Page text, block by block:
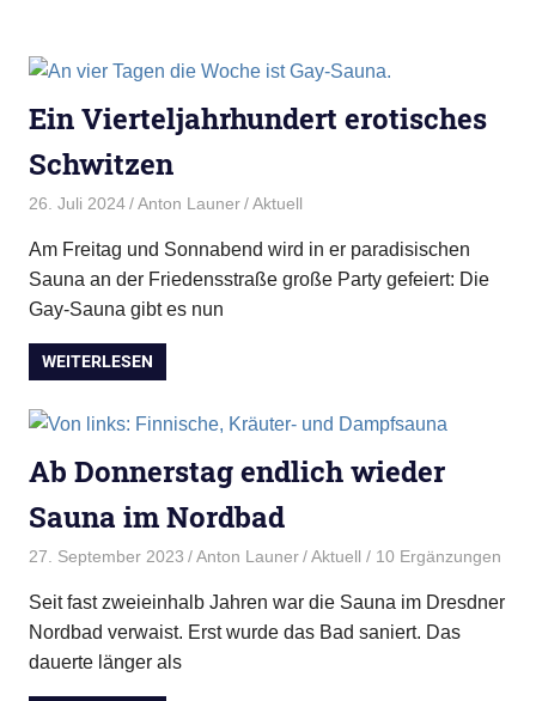
Ein Vierteljahrhundert erotisches
Schwitzen
26. Juli 2024 Anton Launer Aktuell
Am Freitag und Sonnabend wird in er paradisischen
Sauna an der Friedensstraße große Party gefeiert: Die
Gay-Sauna gibt es nun
WEITERLESEN
Ab Donnerstag endlich wieder
Sauna im Nordbad
27. September 2023 Anton Launer Aktuell / 10 Ergänzungen
Seit fast zweieinhalb Jahren war die Sauna im Dresdner
Nordbad verwaist. Erst wurde das Bad saniert. Das
dauerte länger als